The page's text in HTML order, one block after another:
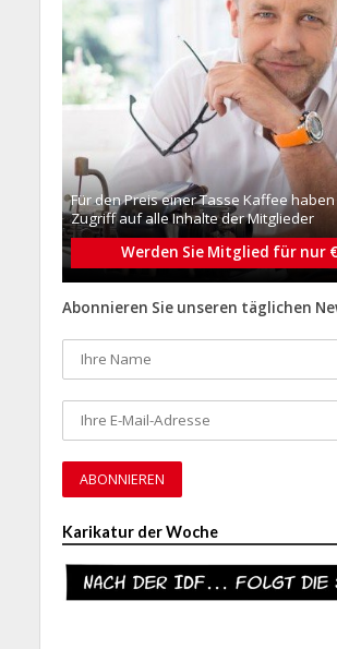
Für den Preis einer Tasse Kaffee
Zugriff auf alle Inhalte der Mitglieder
Werden Sie Mitglied für nur
Abonnieren Sie unseren täglichen
Karikatur der Woche